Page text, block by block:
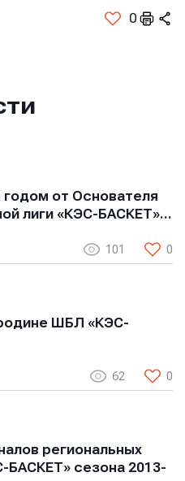
0
от Основателя
лиги «КЭС-БАСКЕТ»…
101 0
ШБЛ «КЭС-
62 0
региональных
сезона 2013-